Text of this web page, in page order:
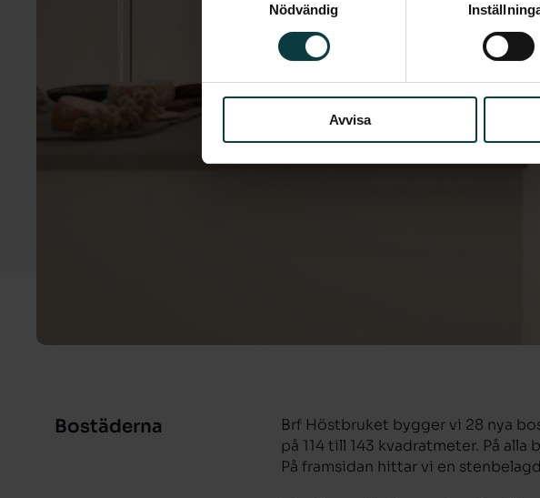
Nödvändig
Avvisa
Bostäderna
Brf Höstbruket bygger vi 28 nya
på 114 till 143 kvadratmeter. På
På framsidan hittar vi en